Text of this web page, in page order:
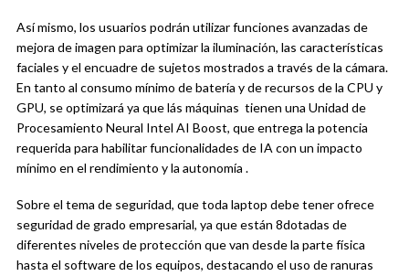
Así mismo, los usuarios podrán utilizar funciones avanzadas de
mejora de imagen para optimizar la iluminación, las características
faciales y el encuadre de sujetos mostrados a través de la cámara.
En tanto al consumo mínimo de batería y de recursos de la CPU y
GPU, se optimizará ya que lás máquinas tienen una Unidad de
Procesamiento Neural Intel AI Boost, que entrega la potencia
requerida para habilitar funcionalidades de IA con un impacto
mínimo en el rendimiento y la autonomía .
Sobre el tema de seguridad, que toda laptop debe tener ofrece
seguridad de grado empresarial, ya que están 8dotadas de
diferentes niveles de protección que van desde la parte física
hasta el software de los equipos, destacando el uso de ranuras